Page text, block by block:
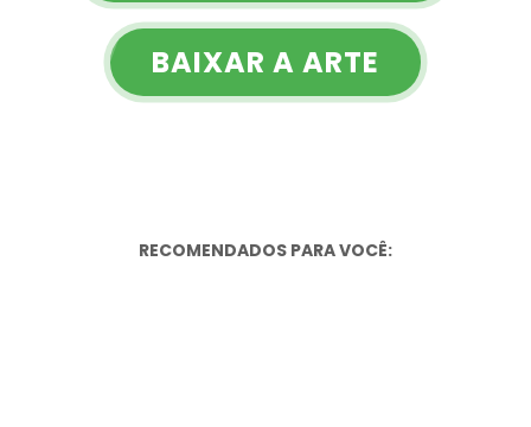
BAIXAR A ARTE
RECOMENDADOS PARA VOCÊ: